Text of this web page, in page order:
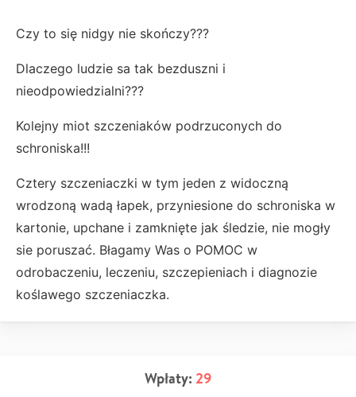
Czy to się nidgy nie skończy???
Dlaczego ludzie sa tak bezduszni i
nieodpowiedzialni???
Kolejny miot szczeniaków podrzuconych do
schroniska!!!
Cztery szczeniaczki w tym jeden z widoczną
wrodzoną wadą łapek, przyniesione do schroniska w
kartonie, upchane i zamknięte jak śledzie, nie mogły
sie poruszać. Błagamy Was o POMOC w
odrobaczeniu, leczeniu, szczepieniach i diagnozie
koślawego szczeniaczka.
Wpłaty: 29